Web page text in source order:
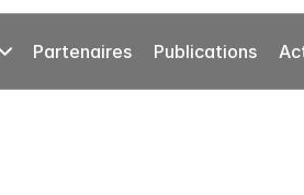
Partenaires Publications